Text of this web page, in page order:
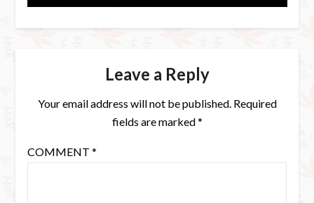
Leave a Reply
Your email address will not be published. Required
fields are marked*
COMMENT *